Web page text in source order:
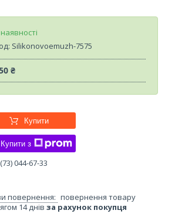
Silikonovoemuzh-7575
₴
Купити
Купити з
044-67-33
повернення товару
14 днів за рахунок покупця